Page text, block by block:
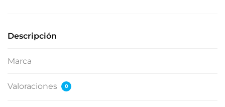
Descripción
Marca
Valoraciones 0